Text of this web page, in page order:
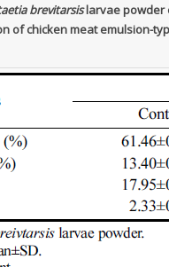
brevitarsislarvae powder
of chicken meat emulsion-